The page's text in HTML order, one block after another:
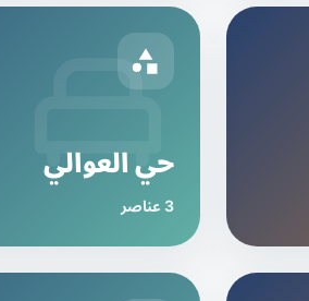
حي العوالي
3 عناصر